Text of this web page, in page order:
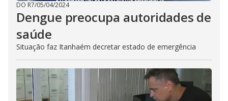
DO R7/05/04/2024
Dengue preocupa autoridades de
saúde
Situação faz Itanhaém decretar estado de emergência